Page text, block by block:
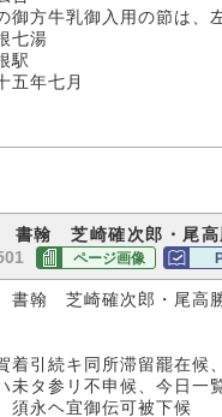
御方牛乳御入用の節は、
湯
駅 箱根
十五年七
書翰 芝崎確次郎・尾
ページ画像
書翰 芝崎確次郎・尾高
崎猪根
着引続キ同所滞留罷在候
未タ参リ不申候、今日一
須永ヘ宜御伝可被下候